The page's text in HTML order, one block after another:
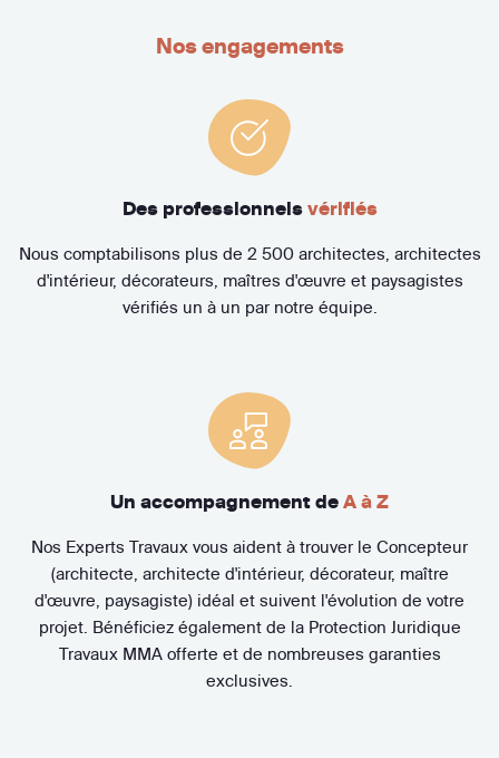
Nos engagements
Des professionnels vérifiés
Nous comptabilisons plus de 2 500 architectes, architectes
d'intérieur, décorateurs, maîtres d'œuvre et paysagistes
vérifiés un à un par notre équipe.
Un accompagnement de A à Z
Nos Experts Travaux vous aident à trouver le Concepteur
(architecte, architecte d'intérieur, décorateur, maître
d'œuvre, paysagiste) idéal et suivent l'évolution de votre
projet. Bénéficiez également de la Protection Juridique
Travaux MMA offerte et de nombreuses garanties
exclusives.